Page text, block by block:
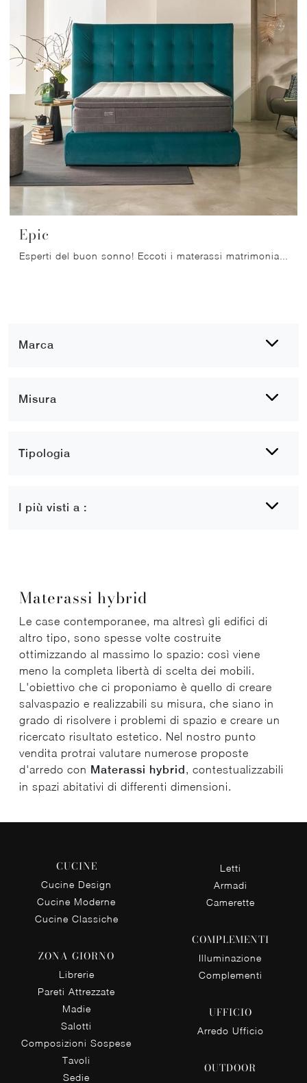
Marca
Misura
Tipologia
I più visti a :
Epic
Materassi hybrid
Le case contemporanee, ma altresì gli edifici di
altro tipo, sono spesse volte costruite
ottimizzando al massimo lo spazio: così viene
meno la completa libertà di scelta dei mobili.
L'obiettivo che ci proponiamo è quello di creare
salvaspazio e realizzabili su misura, che siano in
grado di risolvere i problemi di spazio e creare un
ricercato risultato estetico. Nel nostro punto
vendita protrai valutare numerose proposte
d'arredo con Materassi hybrid, contestualizzabili
in spazi abitativi di differenti dimensioni.
CUCINE
Cucine Design
Cucine Moderne
Cucine Classiche
ZONA GIORNO
Librerie
Pareti Attrezzate
Madie
Salotti
Composizioni Sospese
Tavoli
Sedie
Letti
Armadi
Camerette
COMPLEMENTI
Illuminazione
Complementi
UFFICIO
Arredo Ufficio
OUTDOOR